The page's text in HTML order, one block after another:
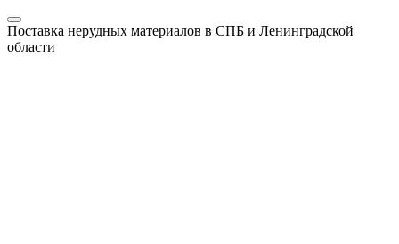
Поставка нерудных материалов в СПБ и Ленинградской
области